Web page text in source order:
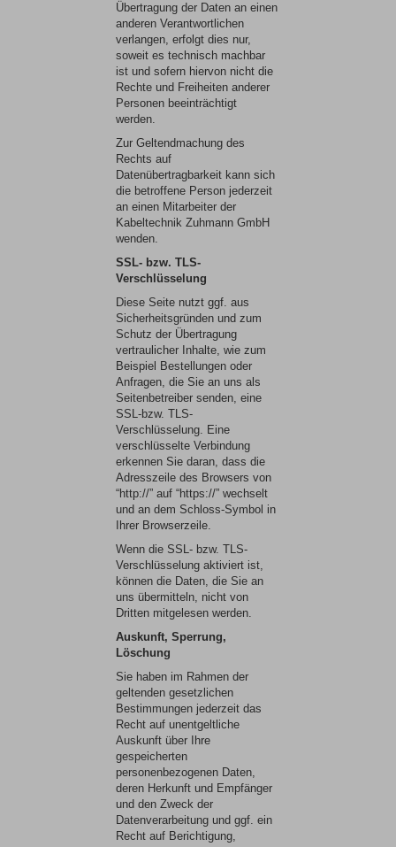
Übertragung der Daten an einen
anderen Verantwortlichen
verlangen, erfolgt dies nur,
soweit es technisch machbar
ist und sofern hiervon nicht die
Rechte und Freiheiten anderer
Personen beeinträchtigt
werden.
Zur Geltendmachung des
Rechts auf
Datenübertragbarkeit kann sich
die betroffene Person jederzeit
an einen Mitarbeiter der
Kabeltechnik Zuhmann GmbH
wenden.
SSL- bzw. TLS-
Verschlüsselung
Diese Seite nutzt ggf. aus
Sicherheitsgründen und zum
Schutz der Übertragung
vertraulicher Inhalte, wie zum
Beispiel Bestellungen oder
Anfragen, die Sie an uns als
Seitenbetreiber senden, eine
SSL-bzw. TLS-
Verschlüsselung. Eine
verschlüsselte Verbindung
erkennen Sie daran, dass die
Adresszeile des Browsers von
“http://” auf “https://” wechselt
und an dem Schloss-Symbol in
Ihrer Browserzeile.
Wenn die SSL- bzw. TLS-
Verschlüsselung aktiviert ist,
können die Daten, die Sie an
uns übermitteln, nicht von
Dritten mitgelesen werden.
Auskunft, Sperrung,
Löschung
Sie haben im Rahmen der
geltenden gesetzlichen
Bestimmungen jederzeit das
Recht auf unentgeltliche
Auskunft über Ihre
gespeicherten
personenbezogenen Daten,
deren Herkunft und Empfänger
und den Zweck der
Datenverarbeitung und ggf. ein
Recht auf Berichtigung,